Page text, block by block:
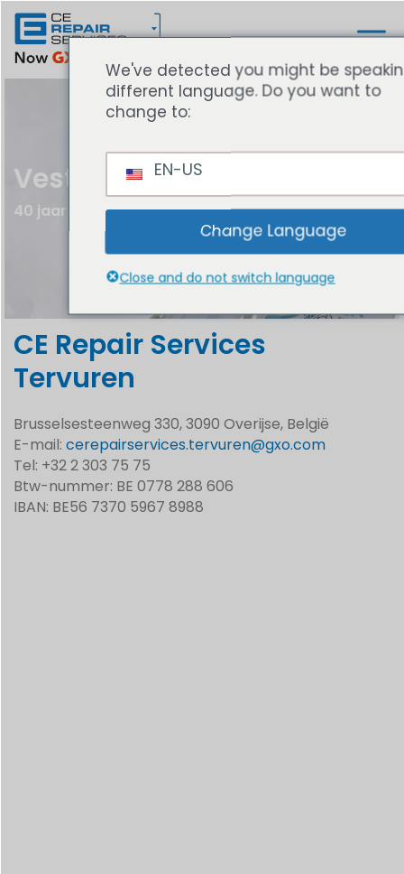
Vestigingen
40 jaar reparatie expertise
CE Repair Services
Tervuren
Brusselsesteenweg 330, 3090 Overijse, België
E-mail: cerepairservices.tervuren@gxo.com
Tel: +32 2 303 75 75
Btw-nummer: BE 0778 288 606
IBAN: BE56 7370 5967 8988
We've detected you might be
different language. Do you want to
change to:
EN-US
Change Language
Close and do not switch language